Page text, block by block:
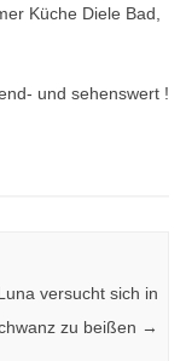
Küche Diele Bad,
und sehenswert !
versucht sich in
zu beißen →